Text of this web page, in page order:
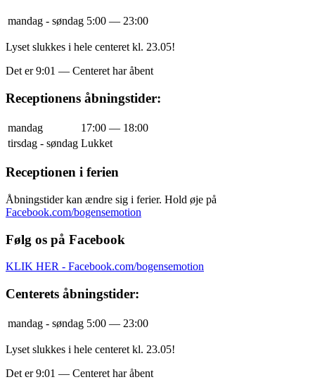
mandag - søndag 5:00 — 23:00
Lyset slukkes i hele centeret kl. 23.05!
Det er9:01 — Centeret har åbent
Receptionens åbningstider:
mandag
17:00 — 18:00
tirsdag - søndag Lukket
Receptionen i ferien
Åbningstider kan ændre sig i ferier. Hold øje på
Facebook.com/bogensemotion
Følg os på Facebook
KLIK HER - Facebook.com/bogensemotion
Centerets åbningstider:
mandag - søndag 5:00 — 23:00
Lyset slukkes i hele centeret kl. 23.05!
Det er9:01 — Centeret har åbent